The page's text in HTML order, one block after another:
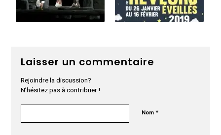
Laisser un commentaire
Rejoindre la discussion?
N’hésitez pas à contribuer !
Nom*